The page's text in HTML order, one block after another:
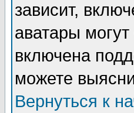
зависит,
аватары
включена
можете
Вернуться к